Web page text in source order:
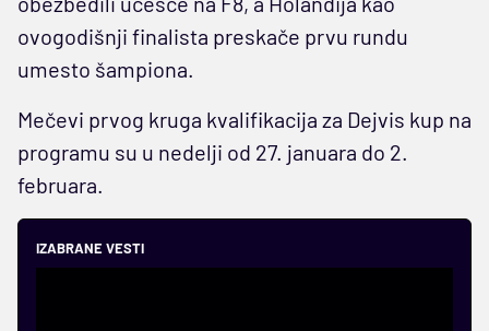
ovogodišnji finalista preskače prvu rundu
umesto šampiona.
Mečevi prvog kruga kvalifikacija za Dejvis kup na
programu su u nedelji od 27. januara do 2.
februara.
IZABRANE VESTI